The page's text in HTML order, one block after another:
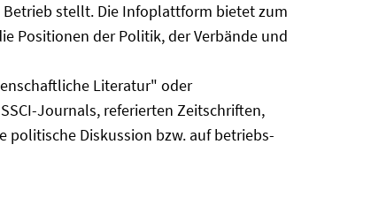
stellt. Die Infoplattform bietet zum
Positionen der Politik, der Verbände und
Literatur" oder
Journals, referierten Zeitschriften,
politische Diskussion bzw. auf betriebs-